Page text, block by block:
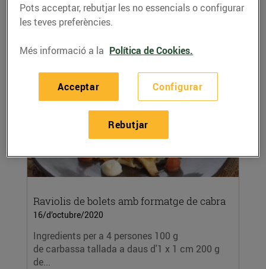
Ingredients per a 4 persones: 300 g de
formatge de cabra 120 g de codonyat 50 g de
Raviolis de bolets amb formatge de cabra
16/d’octubre/2020
Ingredients per a 4 persones 100 g
de carbassa tallada a daus d'1 x 1 cm 200 g
de...
Pots acceptar, rebutjar les no essencials o configurar
les teves preferències.
Més informació a la Política de Cookies.
Configurar
Rebutjar
Acceptar